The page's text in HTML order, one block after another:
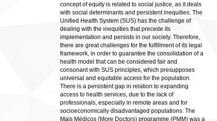
concept of equity is related to social justice, as it deals
with social determinants and persistent inequities. The
Unified Health System (SUS) has the challenge of
dealing with the inequities that precede its
implementation and persists in our society. Therefore,
there are great challenges for the fulfillment of its legal
framework, in order to guarantee the consolidation of a
health model that can be considered fair and
consonant with SUS principles, which presupposes
universal and equitable access for the population.
There is a persistent gap in relation to expanding
access to health services, due to the lack of
professionals, especially in remote areas and for
socioeconomically disadvantaged populations. The
Mais Médicos (More Doctors) programme (PMM) was a